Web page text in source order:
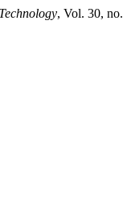
, Vol. 30, no.